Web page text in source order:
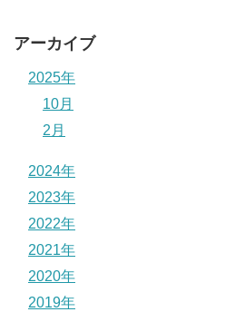
アーカイブ
2025年
10月
2月
2024年
2023年
2022年
2021年
2020年
2019年